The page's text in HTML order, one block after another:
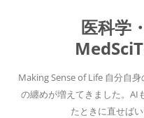
医科学
Making Sense of Life 自分自
の纏めが増えてきました。AI
たときに直せば